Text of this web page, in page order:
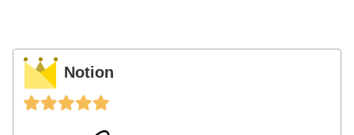
Notion